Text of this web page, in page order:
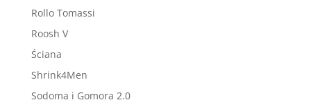
Rollo Tomassi
Roosh V
Ściana
Shrink4Men
Sodoma i Gomora 2.0